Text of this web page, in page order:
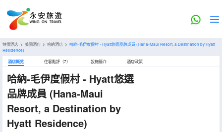
特價酒店 > 美國酒店 > 哈納酒店 > 哈納-毛伊度假村 - Hyatt悠選品牌成員 (Hana-Maui Resort, a Destination by Hyatt
Residence)
酒店概览 住客點評（7） 設施簡介 酒店政策
哈納-毛伊度假村 - Hyatt悠選
品牌成員 (Hana-Maui
Resort, a Destination by
Hyatt Residence)